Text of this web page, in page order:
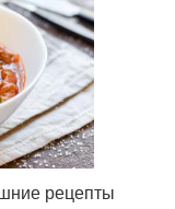
рецепты